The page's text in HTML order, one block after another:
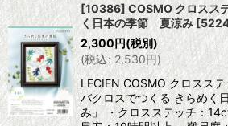
[10386] COSMO クロスス
く日本の季節 夏涼み [
2,300円(税別)
(税込: 2,530円)
LECIEN COSMO クロスス
バクロスでつくる きらめく
み」 ・クロスステッチ：